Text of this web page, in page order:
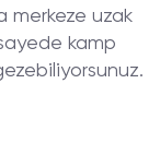
merkeze uzak
kamp